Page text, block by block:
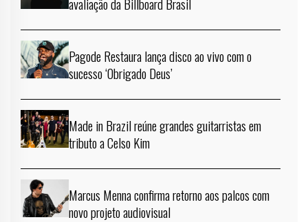
Pagode Restaura lança disco ao vivo com o
sucesso ‘Obrigado Deus’
Made in Brazil reúne grandes guitarristas em
tributo a Celso Kim
Marcus Menna confirma retorno aos palcos com
novo projeto audiovisual